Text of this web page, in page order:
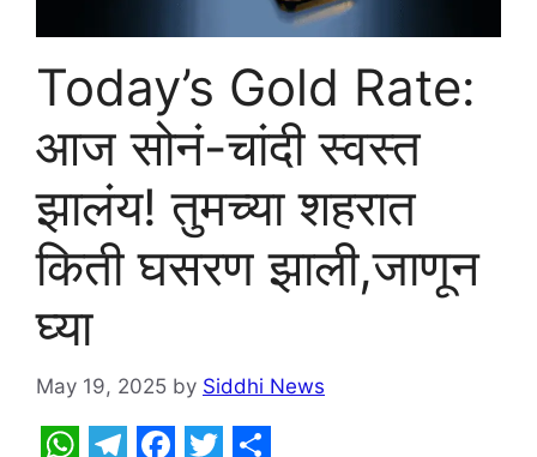
Today’s Gold Rate:
आज सोनं-चांदी स्वस्त
झालंय! तुमच्या शहरात
किती घसरण झाली,जाणून
घ्या
May 19, 2025 by Siddhi News